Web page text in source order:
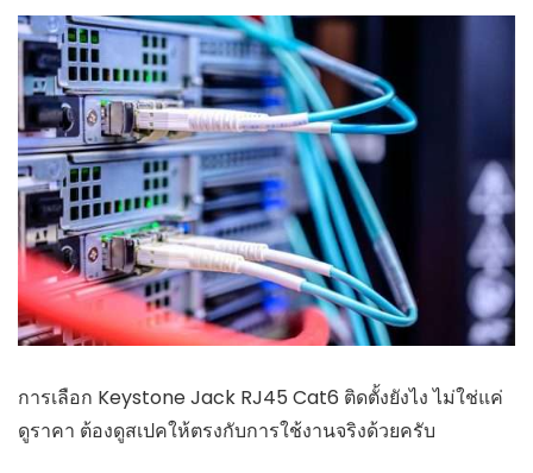
การเลือก Keystone Jack RJ45 Cat6 ติดตั้งยังไง ไม่ใช่แค่
ดูราคา ต้องดูสเปคให้ตรงกับการใช้งานจริงด้วยครับ